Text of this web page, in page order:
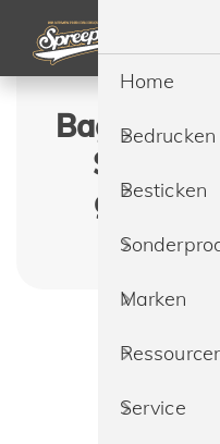
Bagbase
Soft
günstig
Home
Bedrucken
Besticken
Marken
Service